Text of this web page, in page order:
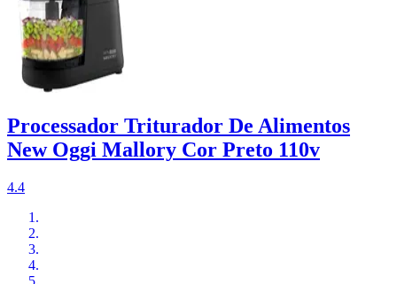
Processador Triturador De Alimentos
New Oggi Mallory Cor Preto 110v
4.4